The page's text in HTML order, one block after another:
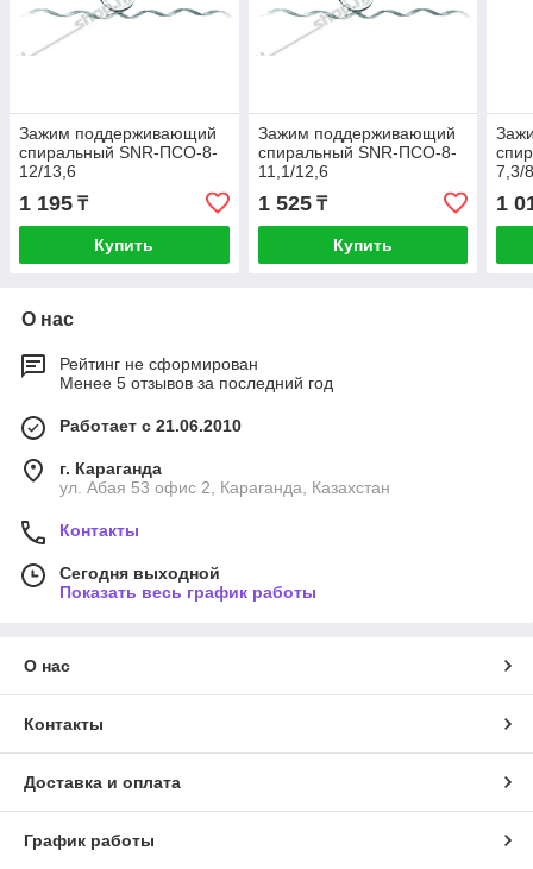
Зажим поддерживающий
спиральный SNR-ПСО-8-
12/13,6
1 195 ₸
Купить
Зажим поддерживающий
спиральный SNR-ПСО-8-
11,1/12,6
1 525₸
Купить
7,3/
1
О нас
Рейтинг не сформирован
Менее 5 отзывов за последний год
Работает с 21.06.2010
г. Караганда
ул. Абая 53 офис 2, Караганда, Казахстан
Контакты
Сегодня выходной
Показать весь график работы
О нас
Контакты
Доставка и оплата
График работы